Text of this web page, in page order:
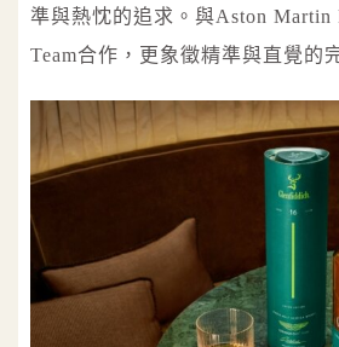
準與熱忱的追求。與Aston Martin
Team合作，更象徵精準與直覺的